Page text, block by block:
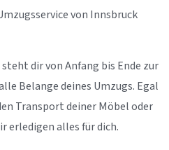
von Innsbruck
dir von Anfang bis Ende zur
Belange deines Umzugs. Egal
Transport deiner Möbel oder
erledigen alles für dich.